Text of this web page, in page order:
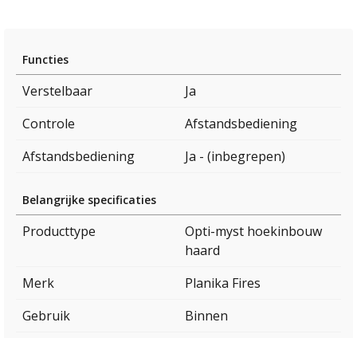
Functies
Verstelbaar
Ja
Controle
Afstandsbediening
Afstandsbediening
Ja - (inbegrepen)
Belangrijke specificaties
Producttype
Opti-myst hoekinbouw
haard
Merk
Planika Fires
Gebruik
Binnen